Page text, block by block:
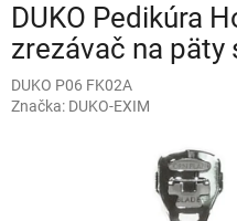
DUKO Pedikúra
zrezávač na päty
DUKO P06 FK02A
Značka: DUKO-EXIM